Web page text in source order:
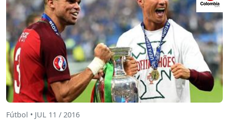
Fútbol • JUL 11 / 2016